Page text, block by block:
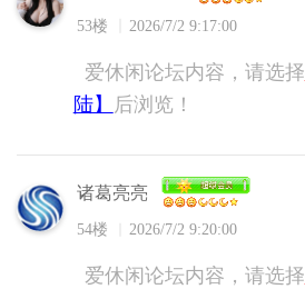
53楼 2026/7/2 9:17:00
爱休闲论坛内容，请选择
陆】
后浏览！
诸葛亮亮
54楼 2026/7/2 9:20:00
爱休闲论坛内容，请选择